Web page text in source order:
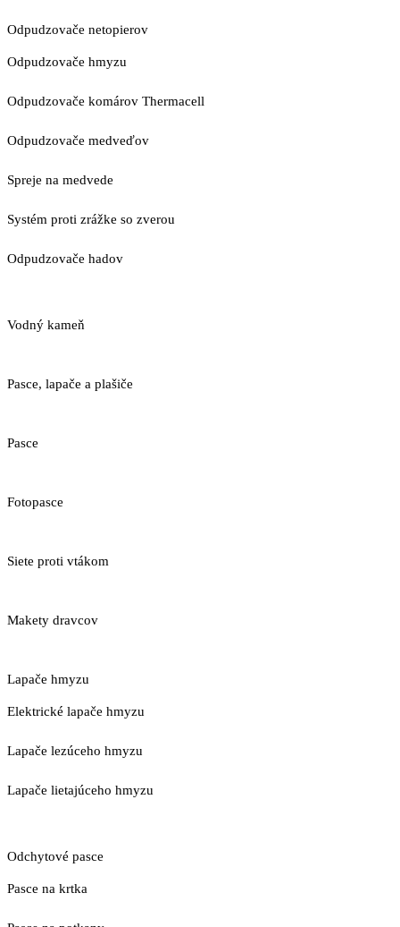
Odpudzovače netopierov
Odpudzovače hmyzu
Odpudzovače komárov Thermacell
Odpudzovače medveďov
Spreje na medvede
Systém proti zrážke so zverou
Odpudzovače hadov
Vodný kameň
Pasce, lapače a plašiče
Pasce
Fotopasce
Siete proti vtákom
Makety dravcov
Lapače hmyzu
Elektrické lapače hmyzu
Lapače lezúceho hmyzu
Lapače lietajúceho hmyzu
Odchytové pasce
Pasce na krtka